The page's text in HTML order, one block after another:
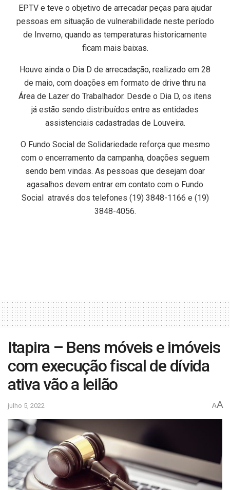
EPTV e teve o objetivo de arrecadar peças para ajudar
pessoas em situação de vulnerabilidade neste período
de Inverno, quando as temperaturas historicamente
ficam mais baixas.
Houve ainda o Dia D de arrecadação, realizado em 28
de maio, com doações em formato de drive thru na
Área de Lazer do Trabalhador. Desde o Dia D, os itens
já estão sendo distribuídos entre as entidades
assistenciais cadastradas de Louveira.
O Fundo Social de Solidariedade reforça que mesmo
com o encerramento da campanha, doações seguem
sendo bem vindas. As pessoas que desejam doar
agasalhos devem entrar em contato com o Fundo
Social através dos telefones (19) 3848-1166 e (19)
3848-4056.
Itapira – Bens móveis e imóveis
com execução fiscal de dívida
ativa vão a leilão
julho 5, 2022 AA